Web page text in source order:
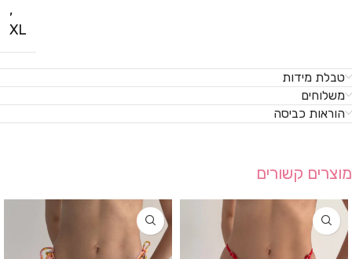
,
XL
טבלת מידות
משלוחים
הוראות כביסה
מוצרים קשורים